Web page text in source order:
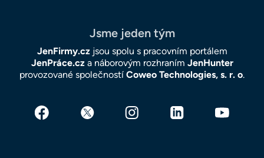
Jsme jeden tým
JenFirmy.czjsou spolu s pracovním portálem
JenPráce.cza náborovým rozhraním JenHunter
provozované společností Coweo Technologies, s. r. o.